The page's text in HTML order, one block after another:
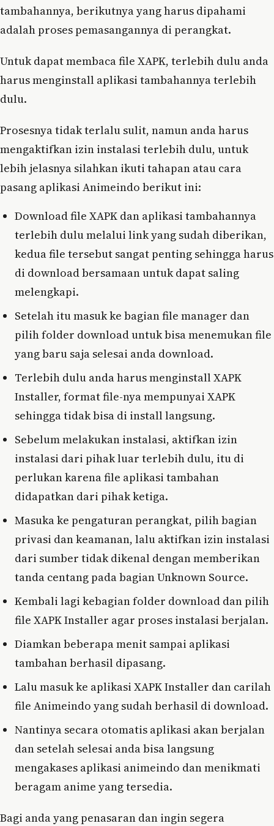
tambahannya, berikutnya yang harus dipahami
adalah proses pemasangannya di perangkat.
Untuk dapat membaca file XAPK, terlebih dulu anda
harus menginstall aplikasi tambahannya terlebih
dulu.
Prosesnya tidak terlalu sulit, namun anda harus
mengaktifkan izin instalasi terlebih dulu, untuk
lebih jelasnya silahkan ikuti tahapan atau cara
pasang aplikasi Animeindo berikut ini:
Download file XAPK dan aplikasi tambahannya
terlebih dulu melalui link yang sudah diberikan,
kedua file tersebut sangat penting sehingga harus
di download bersamaan untuk dapat saling
melengkapi.
Setelah itu masuk ke bagian file manager dan
pilih folder download untuk bisa menemukan file
yang baru saja selesai anda download.
Terlebih dulu anda harus menginstall XAPK
Installer, format file-nya mempunyai XAPK
sehingga tidak bisa di install langsung.
Sebelum melakukan instalasi, aktifkan izin
instalasi dari pihak luar terlebih dulu, itu di
perlukan karena file aplikasi tambahan
didapatkan dari pihak ketiga.
Masuka ke pengaturan perangkat, pilih bagian
privasi dan keamanan, lalu aktifkan izin instalasi
dari sumber tidak dikenal dengan memberikan
tanda centang pada bagian Unknown Source.
Kembali lagi kebagian folder download dan pilih
file XAPK Installer agar proses instalasi berjalan.
Diamkan beberapa menit sampai aplikasi
tambahan berhasil dipasang.
Lalu masuk ke aplikasi XAPK Installer dan carilah
file Animeindo yang sudah berhasil di download.
Nantinya secara otomatis aplikasi akan berjalan
dan setelah selesai anda bisa langsung
mengakases aplikasi animeindo dan menikmati
beragam anime yang tersedia.
Bagi anda yang penasaran dan ingin segera